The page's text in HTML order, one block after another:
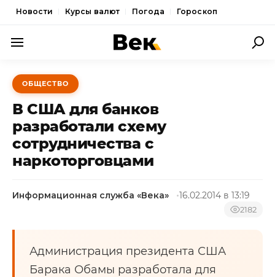
Новости Курсы валют Погода Гороскоп
ПОЛИТИКА
ЭКОНОМИКА
ОБЩЕСТВО
СПОРТ
КУЛЬТУРА
НОВОСТИ
ОБЩЕСТВО
В США для банков
разработали схему
сотрудничества с
наркоторговцами
Информационная служба «Века» 16.02.2014 в 13:19
2182
Администрация президента США
Барака Обамы разработала для